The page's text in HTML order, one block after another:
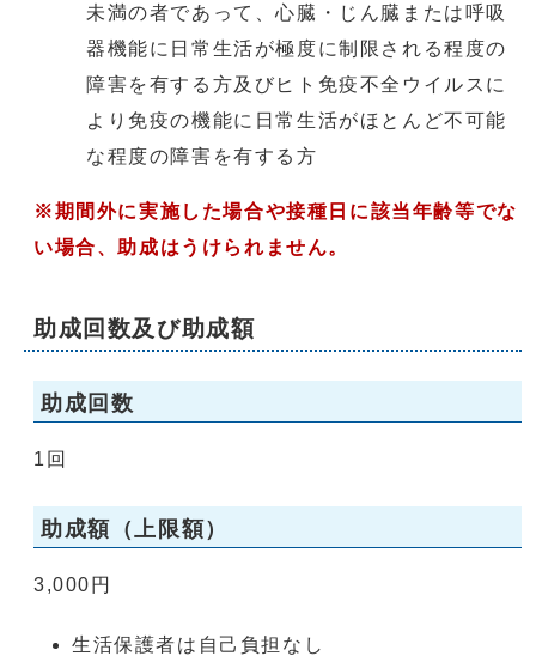
未満の者であって、心臓・じん臓または呼吸
器機能に日常生活が極度に制限される程度の
障害を有する方及びヒト免疫不全ウイルスに
より免疫の機能に日常生活がほとんど不可能
な程度の障害を有する方
※期間外に実施した場合や接種日に該当年齢等でな
い場合、助成はうけられません。
助成回数及び助成額
助成回数
1回
助成額（上限額）
3,000円
生活保護者は自己負担なし